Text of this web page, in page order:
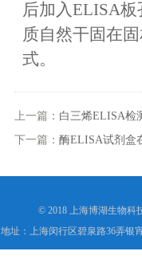
后加入ELISA
质自然干固在
式。
上一篇： 白三烯ELISA检
下一篇： 酶ELISA试剂盒
© 2018 上海博湖生物科
地址：上海闵行区碧泉路36弄银